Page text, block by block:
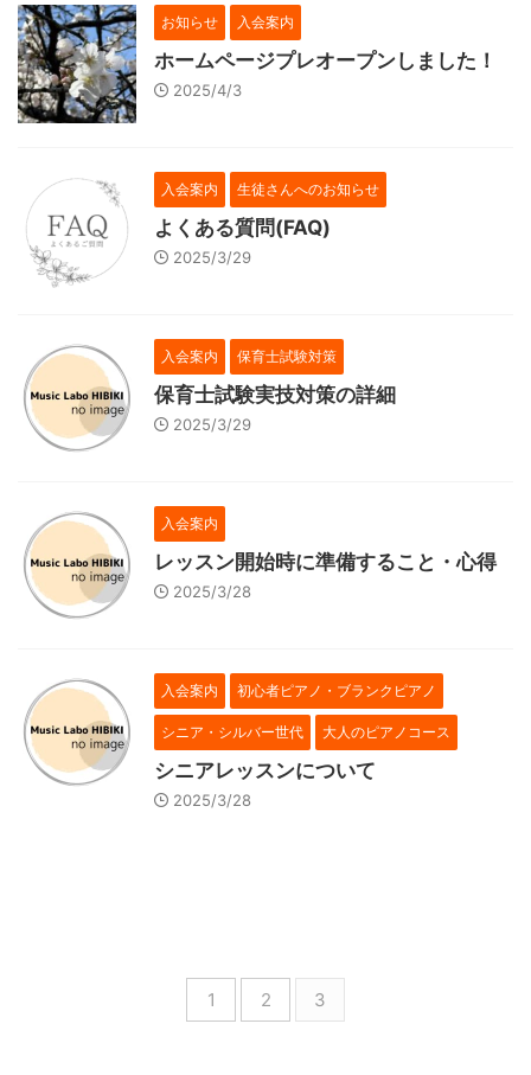
お知らせ 入会案内
ホームページプレオープンしました！
2025/4/3
入会案内 生徒さんへのお知らせ
よくある質問(FAQ)
2025/3/29
入会案内 保育士試験対策
保育士試験実技対策の詳細
2025/3/29
入会案内
レッスン開始時に準備すること・心得
2025/3/28
入会案内 初心者ピアノ・ブランクピアノ
シニア・シルバー世代 大人のピアノコース
シニアレッスンについて
2025/3/28
1 2 3